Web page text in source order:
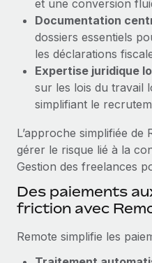
employés
Avantages sociaux
Gérez facilement les
Intégrations Gusto et
freelances Plus
Remote a toujours pour
toute taille à embaucher,
En savoir plus
Comment Phiture
répartis dans 19 pays
Phiture, un leader notable
croissance mobile
et une conversion
Documentation
dossiers essentiels
les déclarations
Expertise juridique
sur les lois du travail
simplifiant le
L’approche simplifiée de
gérer le risque lié à la
Gestion des freelances
Des paiements
friction avec
Remote simplifie les